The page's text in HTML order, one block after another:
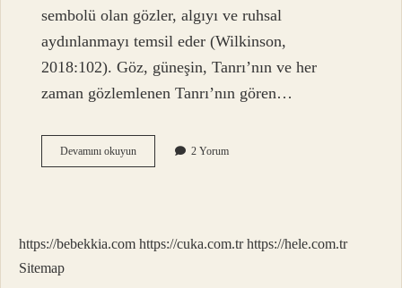
sembolü olan gözler, algıyı ve ruhsal
aydınlanmayı temsil eder (Wilkinson,
2018:102). Göz, güneşin, Tanrı’nın ve her
zaman gözlemlenen Tanrı’nın gören…
Devamını okuyunRa
Nın
2 Yorum
https://bebekkia.com https://cuka.com.tr https://hele.com.tr
Sitemap